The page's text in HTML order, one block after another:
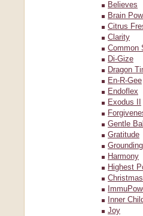
Believes
Brain
Citrus
Clarity
Common
Di-Gize
Dragon
En-R-Gee
Endoflex
Exodus II
Gentle
Gratitude
Grounding
Harmony
Highest
Inner
Joy